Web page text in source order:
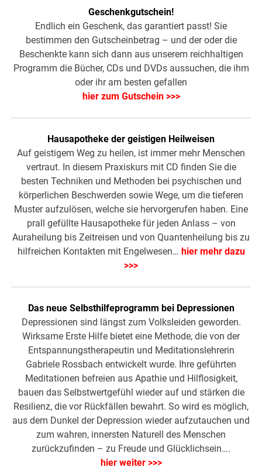
Geschenkgutschein!
Endlich ein Geschenk, das garantiert passt! Sie
bestimmen den Gutscheinbetrag – und der oder die
Beschenkte kann sich dann aus unserem reichhaltigen
Programm die Bücher, CDs und DVDs aussuchen, die ihm
oder ihr am besten gefallen
hier zum Gutschein >>>
Hausapotheke der geistigen Heilweisen
Auf geistigem Weg zu heilen, ist immer mehr Menschen
vertraut. In diesem Praxiskurs mit CD finden Sie die
besten Techniken und Methoden bei psychischen und
körperlichen Beschwerden sowie Wege, um die tieferen
Muster aufzulösen, welche sie hervorgerufen haben. Eine
prall gefüllte Hausapotheke für jeden Anlass – von
Auraheilung bis Zeitreisen und von Quantenheilung bis zu
hilfreichen Kontakten mit Engelwesen… hier mehr dazu
>>>
Das neue Selbsthilfeprogramm bei Depressionen
Depressionen sind längst zum Volksleiden geworden.
Wirksame Erste Hilfe bietet eine Methode, die von der
Entspannungstherapeutin und Meditationslehrerin
Gabriele Rossbach entwickelt wurde. Ihre geführten
Meditationen befreien aus Apathie und Hilflosigkeit,
bauen das Selbstwertgefühl wieder auf und stärken die
Resilienz, die vor Rückfällen bewahrt. So wird es möglich,
aus dem Dunkel der Depression wieder aufzutauchen und
zum wahren, innersten Naturell des Menschen
zurückzufinden – zu Freude und Glücklichsein….
hier weiter >>>